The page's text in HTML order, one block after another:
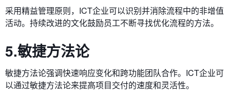
采用精益管理原则，ICT企业可以识别并消除流程中的非增值
活动。持续改进的文化鼓励员工不断寻找优化流程的方法。
5.敏捷方法论
敏捷方法论强调快速响应变化和跨功能团队合作。ICT企业可
以通过敏捷方法论来提高项目交付的速度和灵活性。